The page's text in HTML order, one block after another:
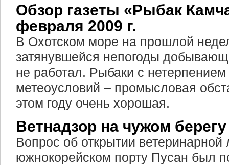
Обзор газеты «Рыбак
февраля 2009 г.
В Охотском море на прошлой
затянувшейся непогоды
не работал. Рыбаки с
метеоусловий – промысловая
этом году очень хорошая.
Ветнадзор на чужом берегу
Вопрос об открытии ветеринарной
южнокорейском порту Пусан был